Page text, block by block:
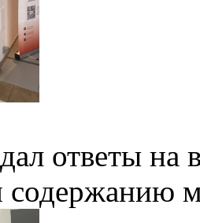
ответы
содержанию